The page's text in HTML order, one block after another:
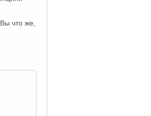
что же,